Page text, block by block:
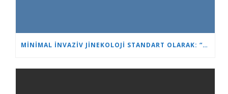
MINIMAL İNVAZIV JINEKOLOJI STANDART OLARAK: “KALP VE BEYIN”DE YENI NESIL UZMANLAR EĞITILIYOR